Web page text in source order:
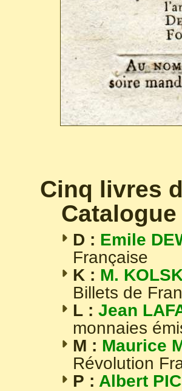
Cinq livres
D : Emile
Française
K : M.
Billets de
L : Jean
monnaies
M : Maurice
Révolution
P : Albert